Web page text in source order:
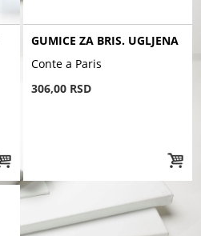
GUMICE ZA BRIS. UGLJENA
Conte a Paris
306,00 RSD